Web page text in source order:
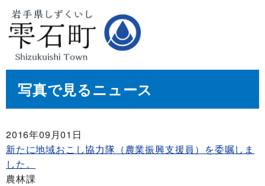
写真で見るニュース
2016年09月01日
新たに地域おこし協力隊（農業振興支援員）を委嘱しま
した。
農林課